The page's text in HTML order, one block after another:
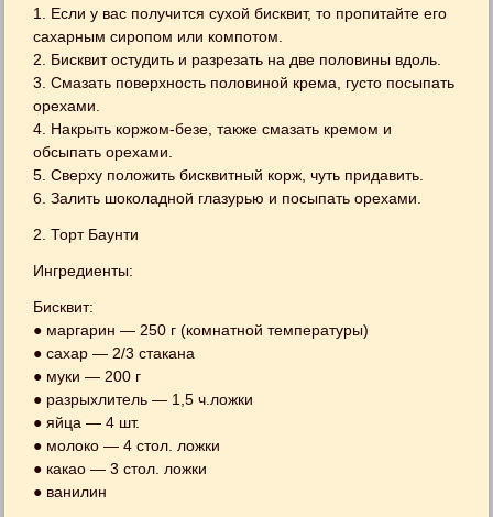
1. Если у вас получится сухой бисквит, то пропитайте его
сахарным сиропом или компотом.
2. Бисквит остудить и разрезать на две половины вдоль.
3. Смазать поверхность половиной крема, густо посыпать
орехами.
4. Накрыть коржом-безе, также смазать кремом и
обсыпать орехами.
5. Сверху положить бисквитный корж, чуть придавить.
6. Залить шоколадной глазурью и посыпать орехами.
2. Торт Баунти
Ингредиенты:
Бисквит:
● маргарин — 250 г (комнатной температуры)
● сахар — 2/3 стакана
● муки — 200 г
● разрыхлитель — 1,5 ч.ложки
● яйца — 4 шт.
● молоко — 4 стол. ложки
● какао — 3 стол. ложки
● ванилин